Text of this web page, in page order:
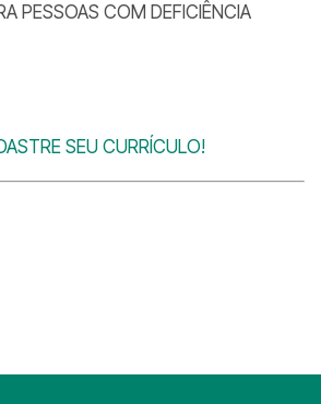
PESSOAS COM DEFICIÊNCIA
SEU CURRÍCULO!